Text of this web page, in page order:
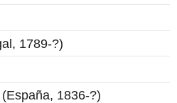
1789-?)
1836-?)